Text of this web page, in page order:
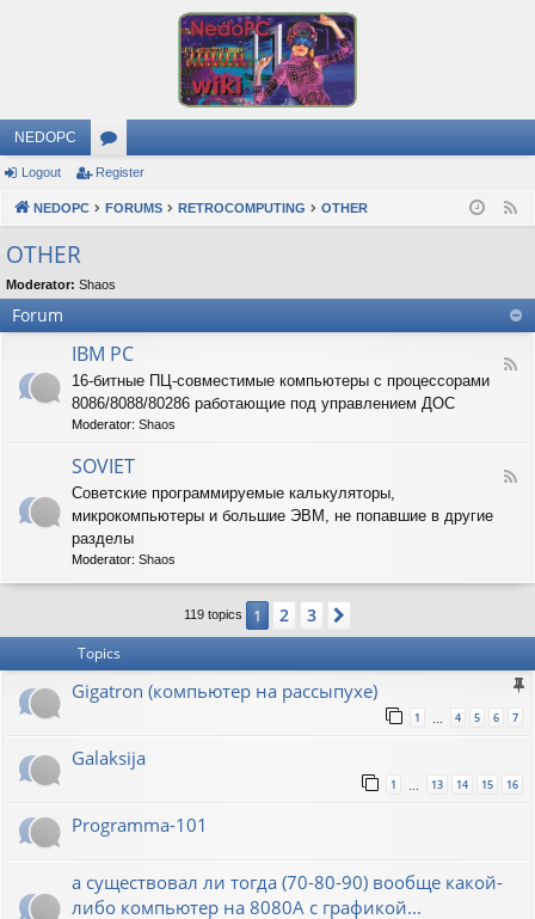
NEDOPC
or
u
s
Logout Register
NEDOPC FORUMS RETROCOMPUTING OTHER
OTHER
Moderator: Shaos
Forum
F
B
IBM PC
16-битные ПЦ-совместимые компьютеры с процессорами
8086/8088/80286 работающие под управлением ДОС
Moderator: Shaos
F
SOVIET
Советские программируемые калькуляторы,
микрокомпьютеры и большие ЭВМ, не попавшие в другие
разделы
Moderator: Shaos
119 topics 1 2 3
Topics
Gigatron (компьютер на рассыпухе)
1 … 4 5 6 7
Galaksija
1 … 13 14 15 16
Programma-101
а существовал ли тогда (70-80-90) вообще какой-
либо компьютер на 8080А с графикой...